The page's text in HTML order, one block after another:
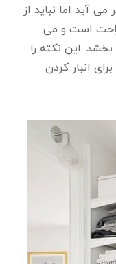
آید اما نباید از
است و می
بخشد. این نکته را
انبار کردن